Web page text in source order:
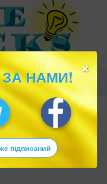
×
ЗА НАМИ!
підписаний